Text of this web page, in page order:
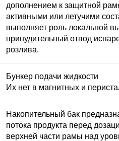
дополнением к защитной
активными или летучими
выполняет роль локальной
принудительный отвод
розлива.
Бункер подачи жидкости
Их нет в магнитных и
Накопительный бак
потока продукта перед
верхней части рамы над